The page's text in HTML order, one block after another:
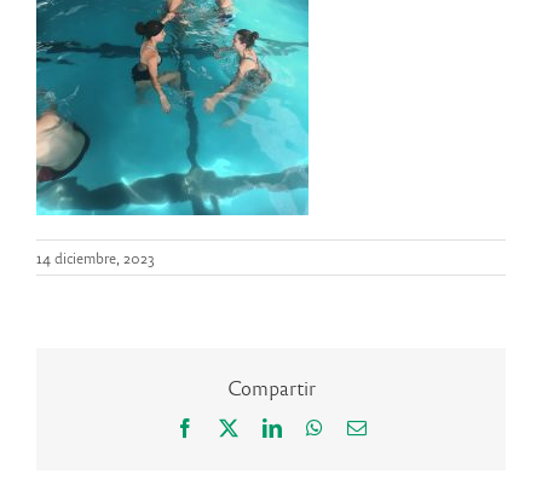
14 diciembre, 2023
Compartir
Facebook LinkedInWhatsApp
Correo